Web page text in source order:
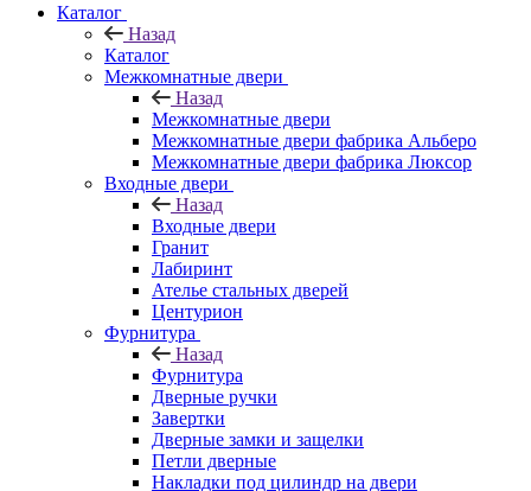
Каталог
Назад
Каталог
Межкомнатные двери
Назад
Межкомнатные двери
Межкомнатные двери фабрика Альберо
Межкомнатные двери фабрика Люксор
Входные двери
Назад
Входные двери
Гранит
Лабиринт
Ателье стальных дверей
Центурион
Фурнитура
Назад
Фурнитура
Дверные ручки
Завертки
Дверные замки и защелки
Петли дверные
Накладки под цилиндр на двери